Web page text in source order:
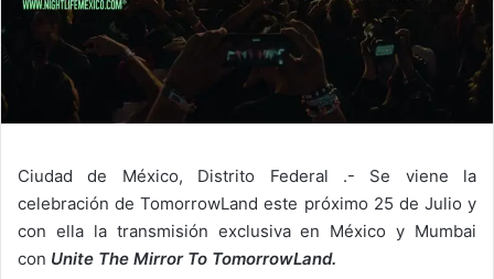
Ciudad de México, Distrito Federal .- Se viene la
celebración de TomorrowLand este próximo 25 de Julio y
con ella la transmisión exclusiva en México y Mumbai
con Unite The Mirror To TomorrowLand.